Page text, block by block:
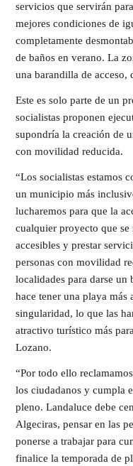
servicios que servirán
mejores condiciones de
completamente
de baños en verano. La
una barandilla de acceso,
Este es solo parte de un
socialistas proponen
supondría la creación de
con movilidad reducida.
“Los socialistas estamos
un municipio más
lucharemos para que la
cualquier proyecto que se
accesibles y prestar
personas con movilidad
localidades para darse un
hace tener una playa más
singularidad, lo que las
atractivo turístico más
Lozano.
“Por todo ello
los ciudadanos y cumpla
pleno. Landaluce debe
Algeciras, pensar en las
ponerse a trabajar para
finalice la temporada de